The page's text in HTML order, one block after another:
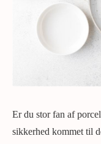
Er du stor fan af
sikkerhed kommet til